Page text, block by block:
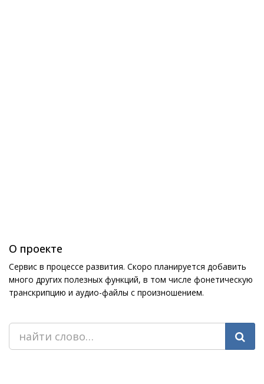
О проекте
Сервис в процессе развития. Скоро планируется добавить
много других полезных функций, в том числе фонетическую
транскрипцию и аудио-файлы с произношением.